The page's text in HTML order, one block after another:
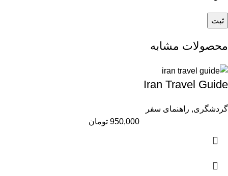
محصولات مشابه
Iran Travel Guide
گردشگری, راهنمای سفر
950,000 تومان